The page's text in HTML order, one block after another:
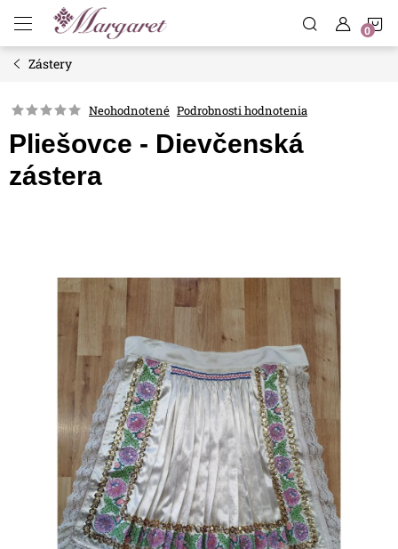
obsah
Zástery
Neohodnotené Podrobnosti hodnotenia
Pliešovce - Dievčenská
zástera